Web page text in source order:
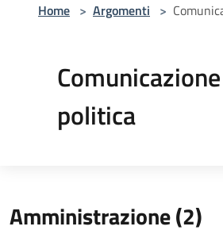
Home > Argomenti >
Comunicazione
politica
Amministrazione (2)